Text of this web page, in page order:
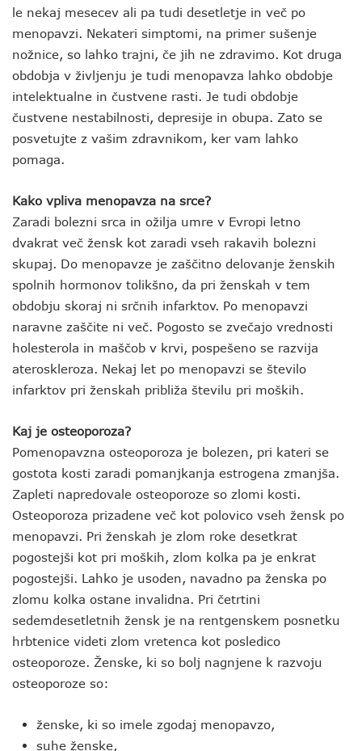
le nekaj mesecev ali pa tudi desetletje in več po
menopavzi. Nekateri simptomi, na primer sušenje
nožnice, so lahko trajni, če jih ne zdravimo. Kot druga
obdobja v življenju je tudi menopavza lahko obdobje
intelektualne in čustvene rasti. Je tudi obdobje
čustvene nestabilnosti, depresije in obupa. Zato se
posvetujte z vašim zdravnikom, ker vam lahko
pomaga.
Kako vpliva menopavza na srce?
Zaradi bolezni srca in ožilja umre v Evropi letno
dvakrat več žensk kot zaradi vseh rakavih bolezni
skupaj. Do menopavze je zaščitno delovanje ženskih
spolnih hormonov tolikšno, da pri ženskah v tem
obdobju skoraj ni srčnih infarktov. Po menopavzi
naravne zaščite ni več. Pogosto se zvečajo vrednosti
holesterola in maščob v krvi, pospešeno se razvija
ateroskleroza. Nekaj let po menopavzi se število
infarktov pri ženskah približa številu pri moških.
Kaj je osteoporoza?
Pomenopavzna osteoporoza je bolezen, pri kateri se
gostota kosti zaradi pomanjkanja estrogena zmanjša.
Zapleti napredovale osteoporoze so zlomi kosti.
Osteoporoza prizadene več kot polovico vseh žensk po
menopavzi. Pri ženskah je zlom roke desetkrat
pogostejši kot pri moških, zlom kolka pa je enkrat
pogostejši. Lahko je usoden, navadno pa ženska po
zlomu kolka ostane invalidna. Pri četrtini
sedemdesetletnih žensk je na rentgenskem posnetku
hrbtenice videti zlom vretenca kot posledico
osteoporoze. Ženske, ki so bolj nagnjene k razvoju
osteoporoze so:
ženske, ki so imele zgodaj menopavzo,
suhe ženske,